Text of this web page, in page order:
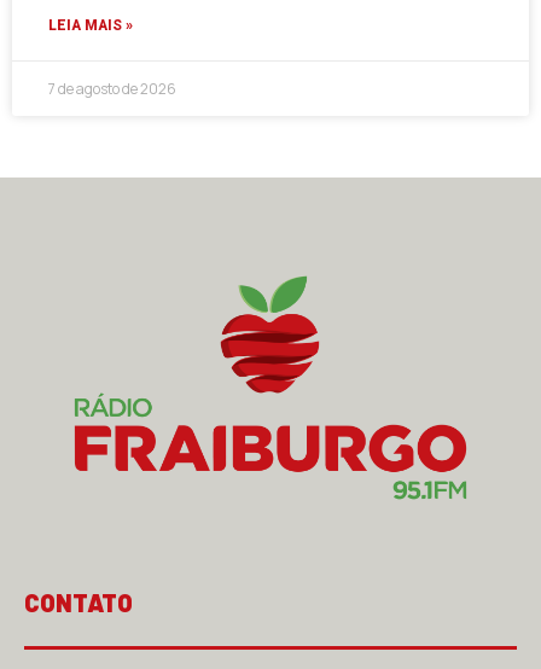
LEIA MAIS »
7 de agosto de 2026
CONTATO